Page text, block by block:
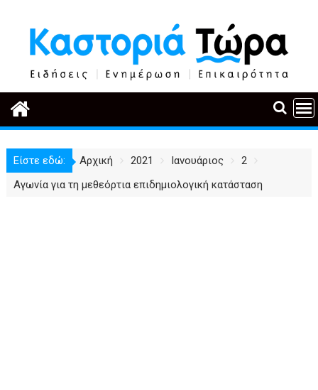
περιεχόμενο
Είστε εδώ: Αρχική 2021 Ιανουάριος
2
Αγωνία για τη μεθεόρτια επιδημιολογική κατάσταση